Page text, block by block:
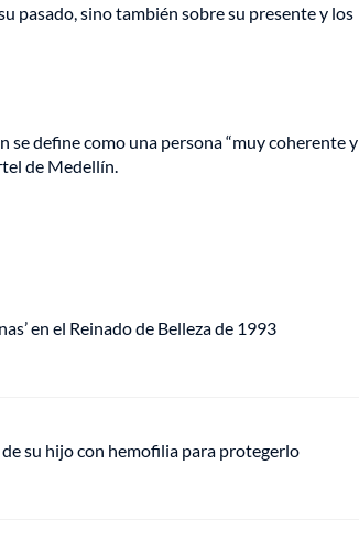
pasado, sino también sobre su presente y los
define como una persona “muy coherente y
de Medellín.
en el Reinado de Belleza de 1993
su hijo con hemofilia para protegerlo